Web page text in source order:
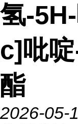
氢-
c]吡
酯
2026-05-